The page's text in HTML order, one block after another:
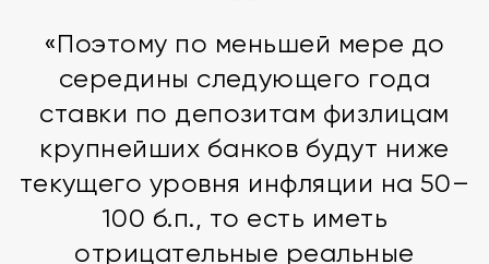
«Поэтому по меньшей мере до
середины следующего года
ставки по депозитам физлицам
крупнейших банков будут ниже
текущего уровня инфляции на 50–
100 б.п., то есть иметь
отрицательные реальные